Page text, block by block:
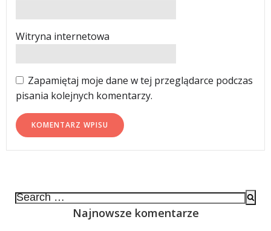
Witryna internetowa
Zapamiętaj moje dane w tej przeglądarce podczas
pisania kolejnych komentarzy.
Search
Najnowsze komentarze